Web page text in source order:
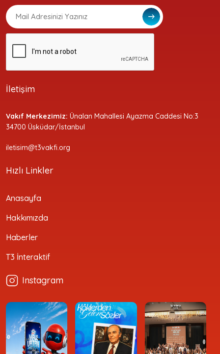
İletişim
Vakıf Merkezimiz: Ünalan Mahallesi Ayazma Caddesi No:3
34700 Üsküdar/İstanbul
iletisim@t3vakfi.org
Hızlı Linkler
Anasayfa
Hakkımızda
Haberler
T3 İnteraktif
Instagram